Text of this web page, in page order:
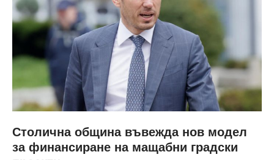
Столична община въвежда нов модел
за финансиране на мащабни градски